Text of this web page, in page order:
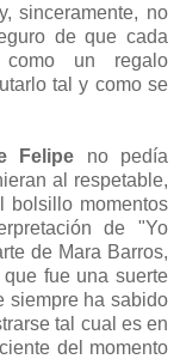
sinceramente, no
de que cada
como un regalo
tal y como se
Felipe no pedía
al respetable,
bolsillo momentos
de "Yo
de Mara Barros,
fue una suerte
siempre ha sabido
tal cual es en
del momento